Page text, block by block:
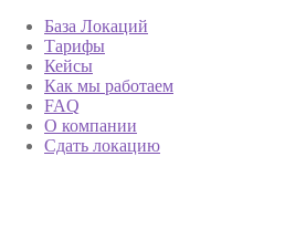
База Локаций
Тарифы
Кейсы
Как мы работаем
FAQ
О компании
Сдать локацию